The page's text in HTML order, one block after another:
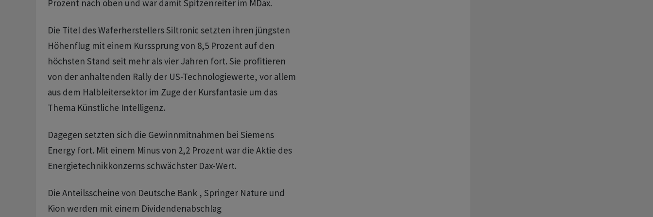
Prozent nach oben und war damit Spitzenreiter im MDax.
Die Titel des Waferherstellers Siltronic setzten ihren jüngsten
Höhenflug mit einem Kurssprung von 8,5 Prozent auf den
höchsten Stand seit mehr als vier Jahren fort. Sie profitieren
von der anhaltenden Rally der US-Technologiewerte, vor allem
aus dem Halbleitersektor im Zuge der Kursfantasie um das
Thema Künstliche Intelligenz.
Dagegen setzten sich die Gewinnmitnahmen bei Siemens
Energy fort. Mit einem Minus von 2,2 Prozent war die Aktie des
Energietechnikkonzerns schwächster Dax-Wert.
Die Anteilsscheine von Deutsche Bank , Springer Nature und
Kion werden mit einem Dividendenabschlag